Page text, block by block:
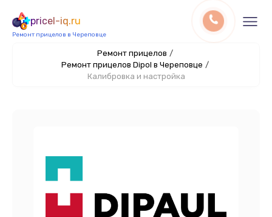
pricel-iq.ru
Ремонт прицелов в Череповце
Ремонт прицелов /
Ремонт прицелов Dipol в Череповце /
Калибровка и настройка